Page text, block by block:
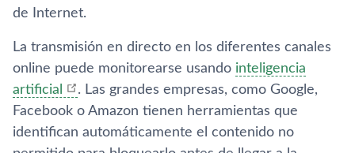
de Internet.
La transmisión en directo en los diferentes canales
online puede monitorearse usando inteligencia
artificial
. Las grandes empresas, como Google,
Facebook o Amazon tienen herramientas que
identifican automáticamente el contenido no